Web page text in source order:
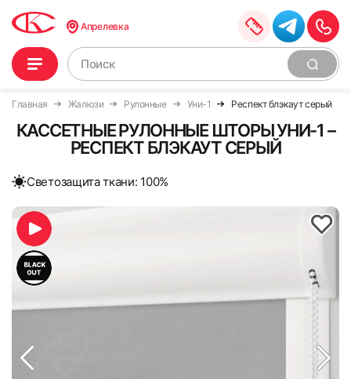
Апрелевка
Главная Жалюзи Рулонные Уни-1 Респект блэкаут серый
КАССЕТНЫЕ РУЛОННЫЕ ШТОРЫ УНИ-1 –
РЕСПЕКТ БЛЭКАУТ СЕРЫЙ
Cветозащита ткани: 100%